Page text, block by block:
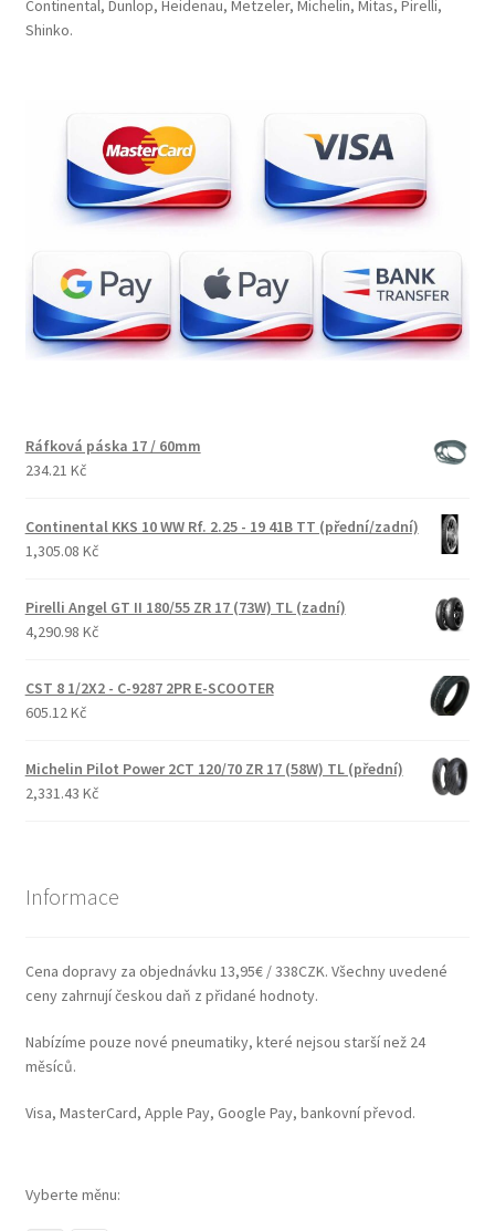
Continental, Dunlop, Heidenau, Metzeler, Michelin, Mitas, Pirelli,
Shinko.
Ráfková páska 17 / 60mm
234.21 Kč
Continental KKS 10 WW Rf. 2.25 - 19 41B TT (přední/zadní)
1,305.08 Kč
Pirelli Angel GT II 180/55 ZR 17 (73W) TL (zadní)
4,290.98 Kč
CST 8 1/2X2 - C-9287 2PR E-SCOOTER
605.12 Kč
Michelin Pilot Power 2CT 120/70 ZR 17 (58W) TL (přední)
2,331.43 Kč
Informace
Cena dopravy za objednávku 13,95€ / 338CZK. Všechny uvedené
ceny zahrnují českou daň z přidané hodnoty.
Nabízíme pouze nové pneumatiky, které nejsou starší než 24
měsíců.
Visa, MasterCard, Apple Pay, Google Pay, bankovní převod.
Vyberte měnu: